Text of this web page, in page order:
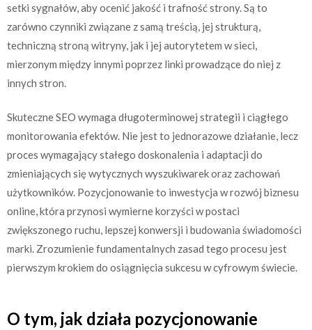
setki sygnałów, aby ocenić jakość i trafność strony. Są to
zarówno czynniki związane z samą treścią, jej strukturą,
techniczną stroną witryny, jak i jej autorytetem w sieci,
mierzonym między innymi poprzez linki prowadzące do niej z
innych stron.
Skuteczne SEO wymaga długoterminowej strategii i ciągłego
monitorowania efektów. Nie jest to jednorazowe działanie, lecz
proces wymagający stałego doskonalenia i adaptacji do
zmieniających się wytycznych wyszukiwarek oraz zachowań
użytkowników. Pozycjonowanie to inwestycja w rozwój biznesu
online, która przynosi wymierne korzyści w postaci
zwiększonego ruchu, lepszej konwersji i budowania świadomości
marki. Zrozumienie fundamentalnych zasad tego procesu jest
pierwszym krokiem do osiągnięcia sukcesu w cyfrowym świecie.
O tym, jak działa pozycjonowanie